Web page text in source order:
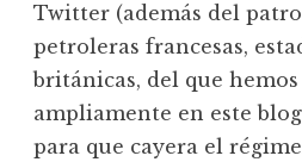
Twitter (además del
petroleras francesas,
británicas, del que
ampliamente en este
para que cayera el